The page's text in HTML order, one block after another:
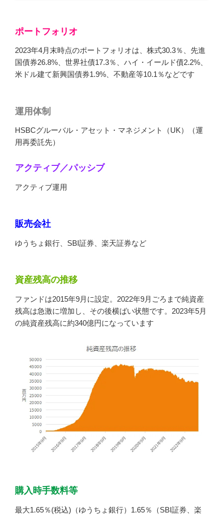
ポートフォリオ
2023年4月末時点のポートフォリオは、株式30.3％、先進
国債券26.8%、世界社債17.3％、ハイ・イールド債2.2%、
米ドル建て新興国債券1.9%、不動産等10.1％などです
運用体制
HSBCグルーバル・アセット・マネジメント（UK）（運
用再委託先）
アクティブ／パッシブ
アクティブ運用
販売会社
ゆうちょ銀行、SBI証券、楽天証券など
資産残高の推移
ファンドは2015年9月に設定。2022年9月ごろまで純資産
残高は急激に増加し、その後横ばい状態です。2023年5月
の純資産残高に約340億円になっています
購入時手数料等
最大1.65％(税込)（ゆうちょ銀行）1.65％（SBI証券、楽